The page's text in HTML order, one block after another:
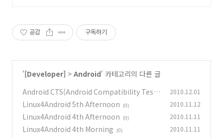
공감 구독하기
'[Developer] > Android' 카테고리의 다른 글
Android CTS(Android Compatibility Test
Suite)
(0)
2010.12.01
Linux4Android 5th Afternoon (0) 2010.11.12
Linux4Android 4th Afternoon (0) 2010.11.11
Linux4Android 4th Morning (0) 2010.11.11